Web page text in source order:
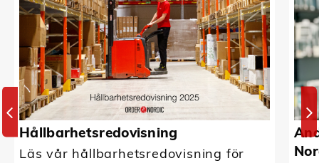
Hållbarhetsredovisning
Läs vår hållbarhetsredovisning för